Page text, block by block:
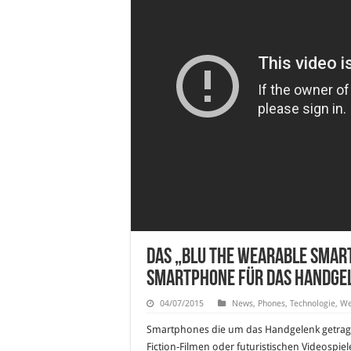
Das „Blu The Wearable
Smartphone für das
04/07/2015 News, Phones, Technologie,
Smartphones die um das Handgelenk
Fiction-Filmen oder futuristischen